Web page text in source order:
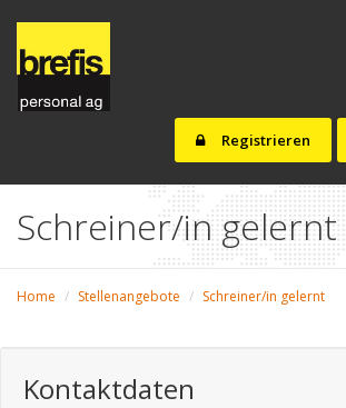
Registrieren
Schreiner/in gelernt
Home Stellenangebote Schreiner/in gelernt
Kontaktdaten